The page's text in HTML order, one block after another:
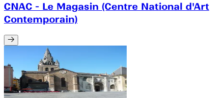
CNAC - Le Magasin (Centre National d'Art
Contemporain)